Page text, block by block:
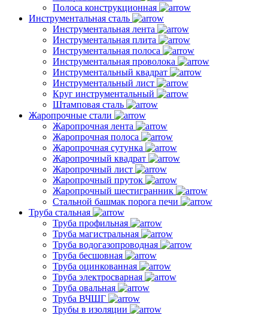
Полоса конструкционная
Инструментальная сталь
Инструментальная лента
Инструментальная плита
Инструментальная полоса
Инструментальная проволока
Инструментальный квадрат
Инструментальный лист
Круг инструментальный
Штамповая сталь
Жаропрочные стали
Жаропрочная лента
Жаропрочная полоса
Жаропрочная сутунка
Жаропрочный квадрат
Жаропрочный лист
Жаропрочный пруток
Жаропрочный шестигранник
Стальной башмак порога печи
Труба стальная
Труба профильная
Труба магистральная
Труба водогазопроводная
Труба бесшовная
Труба оцинкованная
Труба электросварная
Труба овальная
Труба ВЧШГ
Трубы в изоляции